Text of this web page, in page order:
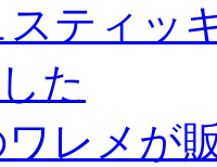
スティ
た
ワレメが